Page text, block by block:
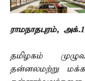
ராமநாதபுரம், அக்.11
தமிழகம்
தன்னலமற்று